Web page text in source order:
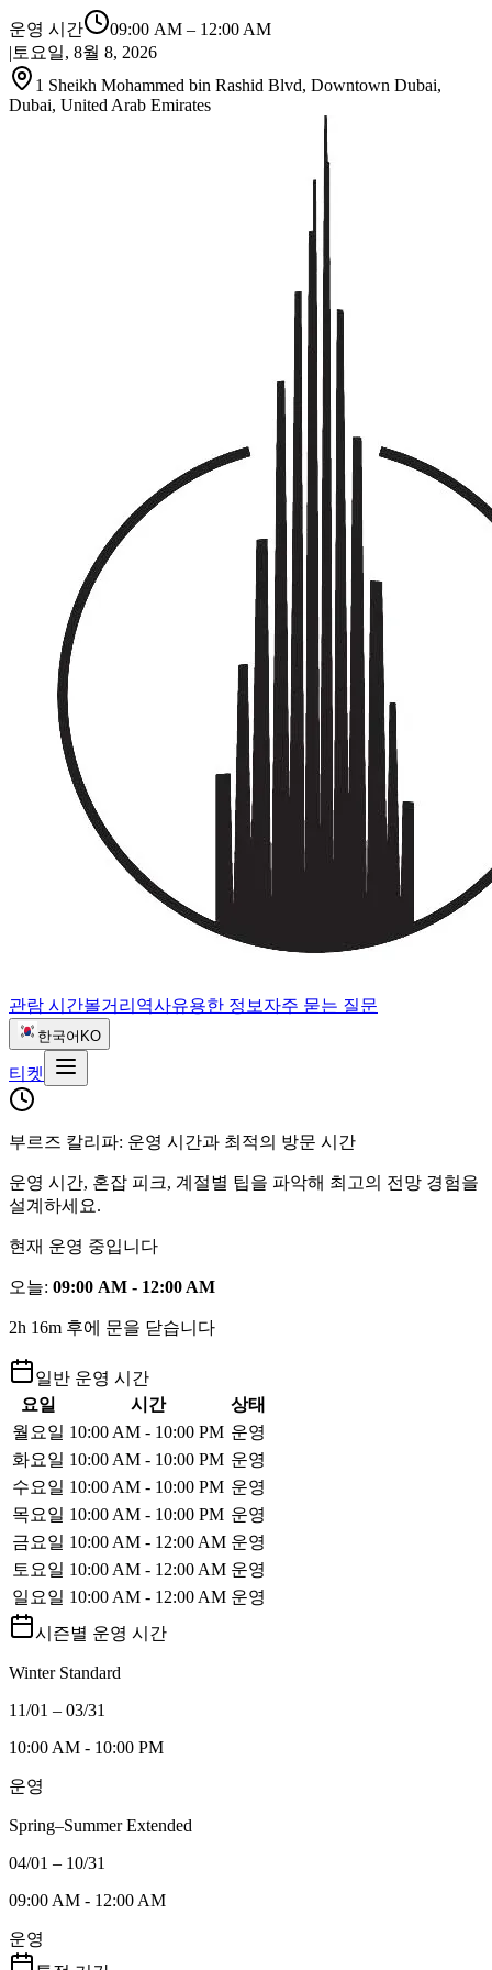
운영 시간 09:00 AM – 12:00 AM
| 토요일, 8월 8, 2026
1 Sheikh Mohammed bin Rashid Blvd, Downtown Dubai,
Dubai, United Arab Emirates
관람 시간볼거리 역사유용한 정보 자주 묻는 질문
한국어 KO
티켓
부르즈 칼리파: 운영 시간과 최적의 방문 시간
운영 시간, 혼잡 피크, 계절별 팁을 파악해 최고의 전망 경험을
설계하세요.
현재 운영 중입니다
오늘: 09:00 AM - 12:00 AM
2h 16m 후에 문을 닫습니다
일반 운영 시간
요일
시간
상태
월요일 10:00 AM - 10:00 PM 운영
화요일 10:00 AM - 10:00 PM 운영
수요일 10:00 AM - 10:00 PM 운영
목요일 10:00 AM - 10:00 PM 운영
금요일 10:00 AM - 12:00 AM 운영
토요일 10:00 AM - 12:00 AM 운영
일요일 10:00 AM - 12:00 AM 운영
시즌별 운영 시간
Winter Standard
11/01 – 03/31
10:00 AM - 10:00 PM
운영
Spring–Summer Extended
04/01 – 10/31
09:00 AM - 12:00 AM
운영